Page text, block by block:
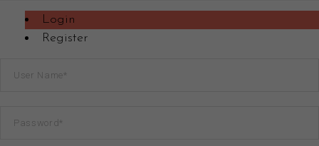
Login
Register